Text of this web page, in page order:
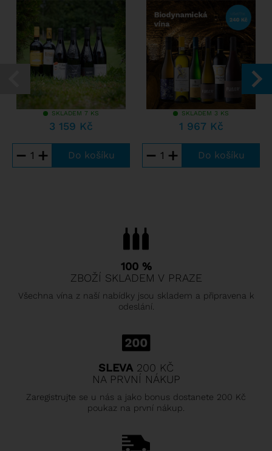
SKLADEM 7 KS
3 159 Kč
− +
SKLADEM 3 KS
1 967 Kč
− +
100 %
ZBOŽÍ SKLADEM V PRAZE
Všechna vína z naší nabídky jsou skladem a připravena k
odeslání.
SLEVA 200 KČ
NA PRVNÍ NÁKUP
Zaregistrujte se u nás a jako bonus dostanete 200 Kč
poukaz na první nákup.